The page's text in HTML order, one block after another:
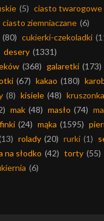
(5) ciasto twarogowe
ciasto ziemniaczane (6)
(80) cukierki-czekoladki
desery (1331)
(368) galaretki (173)
(67) kakao (180)
(8) kisiele (48) kruszonka
mak (48) masło (74)
(24) mąka (1595)
rolady (20) rurki (1)
na słodko (42) torty (55)
(6)